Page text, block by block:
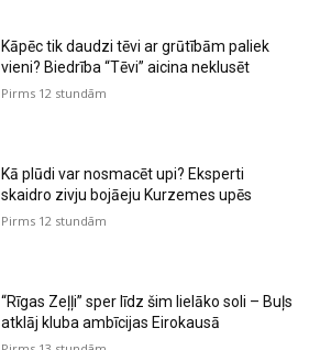
Kāpēc tik daudzi tēvi ar grūtībām paliek
vieni? Biedrība “Tēvi” aicina neklusēt
Pirms 12 stundām
Kā plūdi var nosmacēt upi? Eksperti
skaidro zivju bojāeju Kurzemes upēs
Pirms 12 stundām
“Rīgas Zeļļi” sper līdz šim lielāko soli – Buļs
atklāj kluba ambīcijas Eirokausā